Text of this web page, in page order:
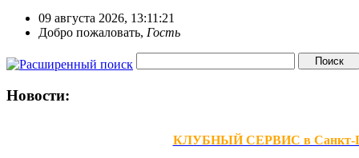
09 августа 2026, 13:11:21
Добро пожаловать, Гость
Новости:
КЛУБНЫЙ СЕРВИС в Санкт-